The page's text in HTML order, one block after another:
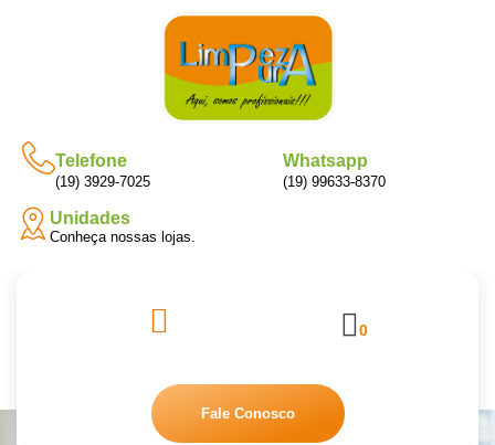
Telefone
(19) 3929-7025
Whatsapp
(19) 99633-8370
Unidades
Conheça nossas lojas.
0
Fale Conosco